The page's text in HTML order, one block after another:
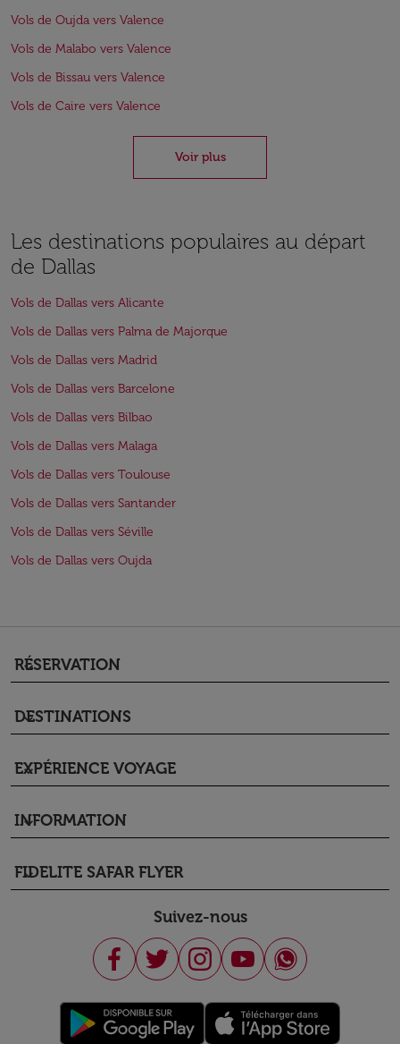
Vols de Oujda vers Valence
Vols de Malabo vers Valence
Vols de Bissau vers Valence
Vols de Caire vers Valence
Voir plus
Les destinations populaires au départ
de Dallas
Vols de Dallas vers Alicante
Vols de Dallas vers Palma de Majorque
Vols de Dallas vers Madrid
Vols de Dallas vers Barcelone
Vols de Dallas vers Bilbao
Vols de Dallas vers Malaga
Vols de Dallas vers Toulouse
Vols de Dallas vers Santander
Vols de Dallas vers Séville
Vols de Dallas vers Oujda
RÉSERVATION
keyboard_arrow_down
DESTINATIONS
keyboard_arrow_down
EXPÉRIENCE VOYAGE
keyboard_arrow_down
INFORMATION
keyboard_arrow_down
FIDELITE SAFAR FLYER
keyboard_arrow_down
Suivez-nous